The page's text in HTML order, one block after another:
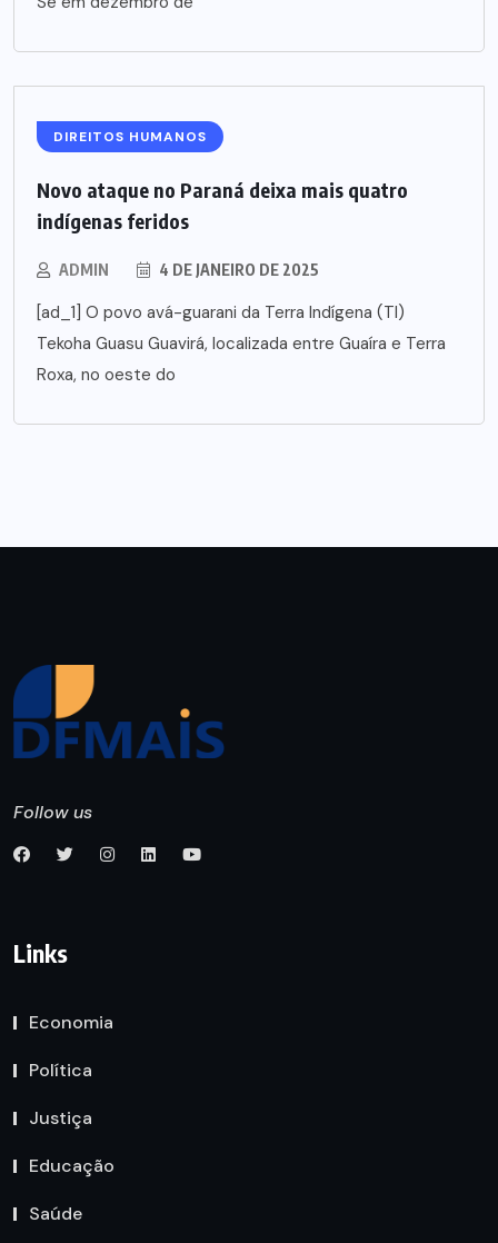
DIREITOS HUMANOS
Novo ataque no Paraná deixa mais quatro
indígenas feridos
ADMIN 4 DE JANEIRO DE 2025
[ad_1] O povo avá-guarani da Terra Indígena (TI)
Tekoha Guasu Guavirá, localizada entre Guaíra e Terra
Roxa, no oeste do
Follow us
Links
Economia
Política
Justiça
Educação
Saúde